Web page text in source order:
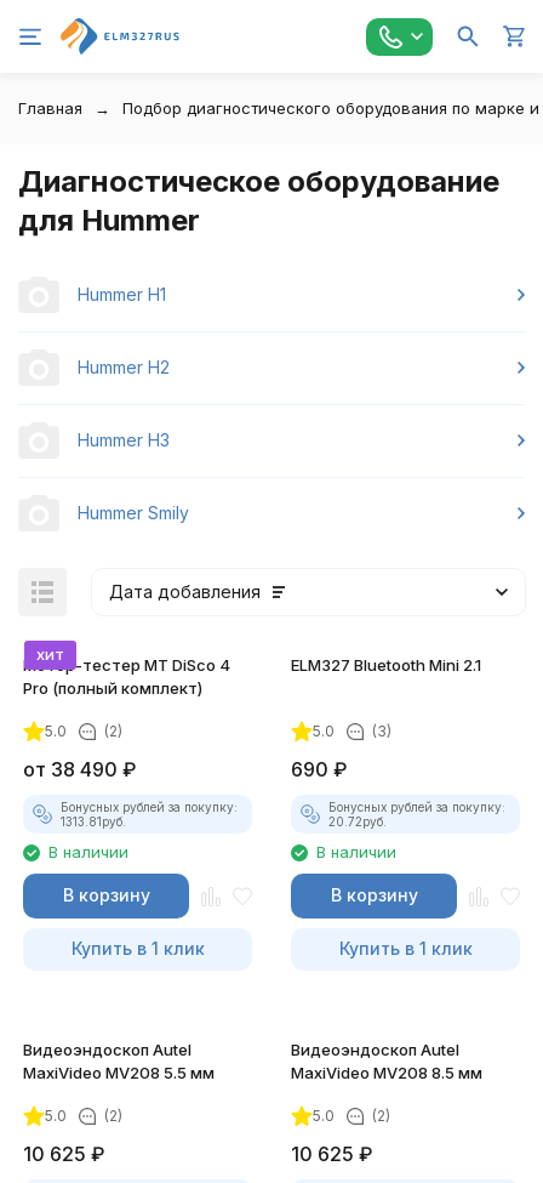
Главная Подбор диагностического оборудования по марке
Диагностическое оборудование
для Hummer
Hummer H1
Hummer H2
Hummer H3
Hummer Smily
Дата добавления
хит
Мотор-тестер MT DiSco 4
Pro (полный комплект)
5.0 (2)
от 38 490 ₽
Бонусных рублей за покупку:
1313.81руб.
В наличии
В корзину
Купить в 1 клик
ELM327 Bluetooth Mini 2.1
5.0 (3)
690 ₽
Бонусных рублей за покупку:
20.72руб.
В наличии
В корзину
Купить в 1 клик
Видеоэндоскоп Autel
MaxiVideo MV208 5.5 мм
5.0 (2)
10 625 ₽
Видеоэндоскоп Autel
MaxiVideo MV208 8.5 мм
5.0 (2)
10 625 ₽